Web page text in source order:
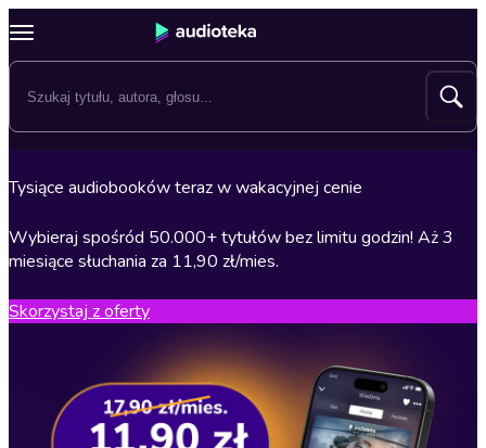
Tysiące audiobooków teraz w wakacyjnej cenie
Wybieraj spośród 50.000+ tytułów bez limitu godzin! Aż 3
miesiące słuchania za 11,90 zł/mies.
Skorzystaj z oferty